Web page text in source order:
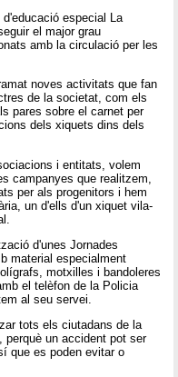
especial La
el major grau
amb la circulació per les
noves activitats que fan
de la societat, com els
pares sobre el carnet per
dels xiquets dins dels
i entitats, volem
campanyes que realitzem,
per als progenitors i hem
un d'ells d'un xiquet vila-
d'unes Jornades
material especialment
motxilles i bandoleres
el telèfon de la Policia
al seu servei.
tots els ciutadans de la
perquè un accident pot ser
que es poden evitar o